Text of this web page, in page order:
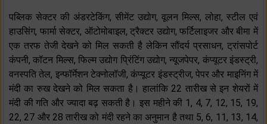
पब्लिक सेक्टर की अंडरटेकिंग, सीमेंट उद्योग, वूलन मिल्स, लोहा, स्टील एवं
हाउसिंग, फार्मा सेक्टर, ऑटोमोबाइल, ट्रैक्टर उद्योग, फर्टिलाइजर और बीमा में
एक तरफ तेजी देखने को मिल सकती है लेकिन सौंदर्य प्रसाधन, ट्रांसपोर्ट
कंपनी, कॉटन मिल्स, फिल्म उद्योग प्रिंटिंग उद्योग, न्यूजपेपर, कंप्यूटर इंडस्ट्री,
वनस्पति तेल, इन्फॉर्मेशन टेक्नोलॉजी, कंप्यूटर इंडस्ट्रीज, पेपर और माइनिंग में
मंदी का रुख देखने को मिल सकता है। हालांकि 22 तारीख से इन शेयरों में
मंदी की गति और ज्यादा बढ़ सकती है। इस महीने की 1, 4, 7, 12, 15, 19,
22, 27 और 28 तारीख को मंदी रहने का अनुमान है तथा 5, 6, 11, 13, 14,